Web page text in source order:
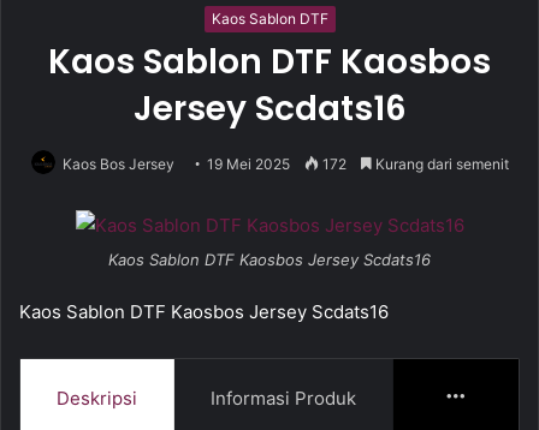
Kaos Sablon DTF
Kaos Sablon DTF Kaosbos
Jersey Scdats16
Kaos Bos Jersey 19 Mei 2025 172 Kurang dari semenit
Kaos Sablon DTF Kaosbos Jersey Scdats16
Kaos Sablon DTF Kaosbos Jersey Scdats16
Deskripsi Informasi Produk